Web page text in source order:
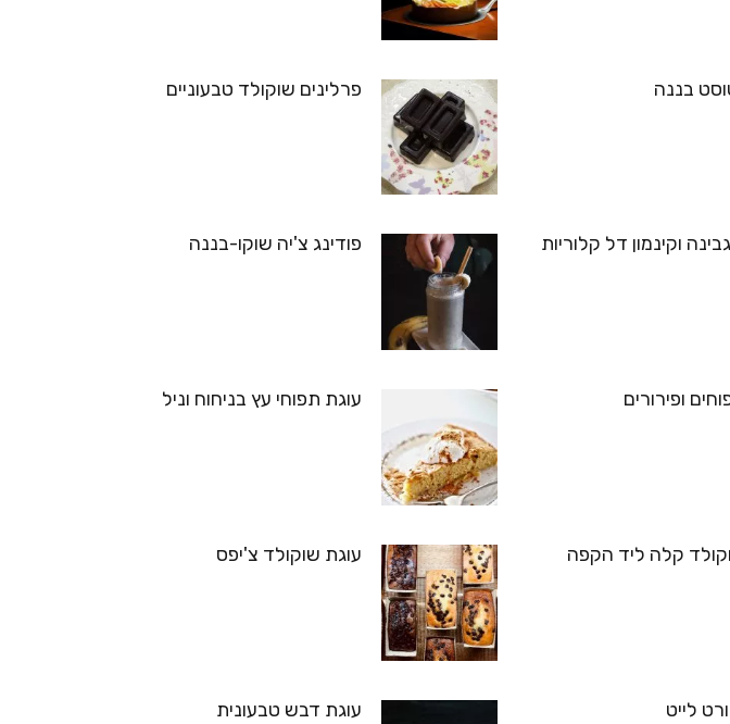
בננה פרלינים שוקולד טבעוניים
וקינמון דל קלוריות פודינג צ'יה שוקו-בננה
ופירורים עוגת תפוחי עץ בניחוח וניל
קלה ליד הקפה עוגת שוקולד צ'יפס
לייט עוגת דבש טבעונית